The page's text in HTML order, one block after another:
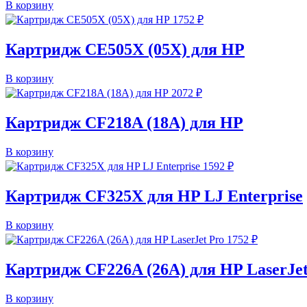
В корзину
1752 ₽
Картридж CE505X (05X) для HP
В корзину
2072 ₽
Картридж CF218A (18A) для HP
В корзину
1592 ₽
Картридж CF325X для HP LJ Enterprise
В корзину
1752 ₽
Картридж CF226A (26A) для HP
В корзину